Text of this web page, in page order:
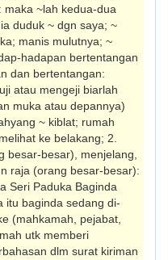
~lah kedua-dua
duduk ~ dgn saya; ~
manis mulutnya; ~
hadapan ber­ten­tangan
dan bertentangan:
atau mengeji biarlah
muka atau depan­nya)
~ kiblat; rumah
ke belakang; 2.
besar-besar), menjelang,
raja (orang besar-besar):
Seri Paduka Baginda
itu baginda sedang di­
(mah­kamah, pejabat,
utk memberi
dlm surat kiriman